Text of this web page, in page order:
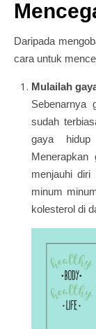
Daripada
cara untuk
Mulailah
Sebenarnya
sudah
gaya hidup
Menerapkan
menjauhi
minum
kolesterol di